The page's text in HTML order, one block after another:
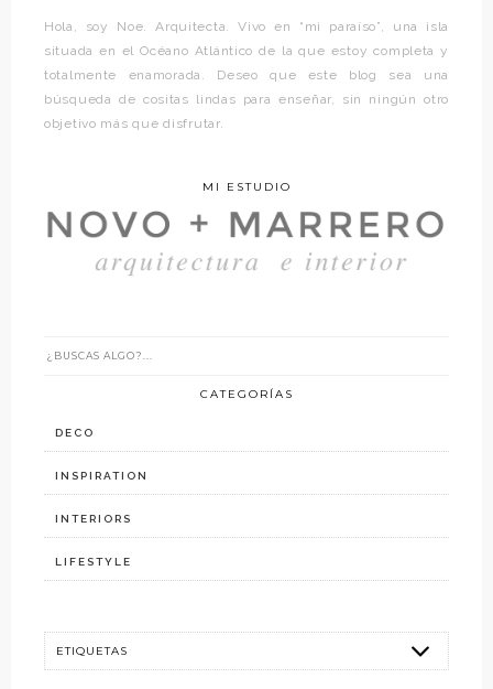
Hola, soy Noe. Arquitecta. Vivo en “mi paraíso”, una isla
situada en el Océano Atlántico de la que estoy completa y
totalmente enamorada. Deseo que este blog sea una
búsqueda de cositas lindas para enseñar, sin ningún otro
objetivo más que disfrutar.
MI ESTUDIO
CATEGORÍAS
DECO
INSPIRATION
INTERIORS
LIFESTYLE